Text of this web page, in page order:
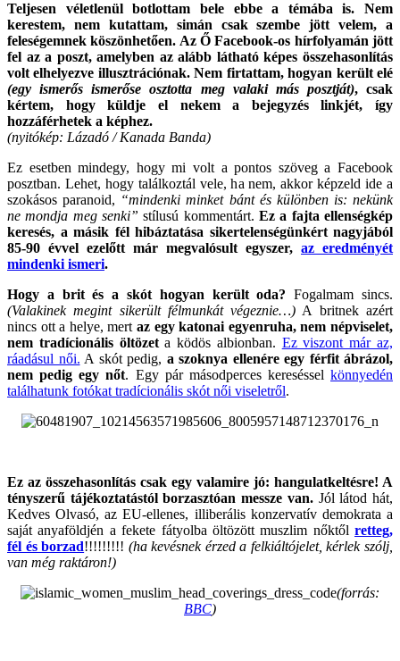
Teljesen véletlenül botlottam bele ebbe a témába is. Nem
kerestem, nem kutattam, simán csak szembe jött velem, a
feleségemnek köszönhetően. Az Ő Facebook-os hírfolyamán jött
fel az a poszt, amelyben az alább látható képes összehasonlítás
volt elhelyezve illusztrációnak. Nem firtattam, hogyan került elé
(egy ismerős ismerőse osztotta meg valaki más posztját), csak
kértem, hogy küldje el nekem a bejegyzés linkjét, így
hozzáférhetek a képhez.
(nyitókép: Lázadó / Kanada Banda)
Ez esetben mindegy, hogy mi volt a pontos szöveg a Facebook
posztban. Lehet, hogy találkoztál vele, ha nem, akkor képzeld ide a
szokásos paranoid, “mindenki minket bánt és különben is: nekünk
ne mondja meg senki” stílusú kommentárt. Ez a fajta ellenségkép
keresés, a másik fél hibáztatása sikertelenségünkért nagyjából
85-90 évvel ezelőtt már megvalósult egyszer, az eredményét
mindenki ismeri.
Hogy a brit és a skót hogyan került oda? Fogalmam sincs.
(Valakinek megint sikerült félmunkát végeznie…) A britnek azért
nincs ott a helye, mert az egy katonai egyenruha, nem népviselet,
nem tradícionális öltözeta ködös albionban. Ez viszont már az,
ráadásul női. A skót pedig, a szoknya ellenére egy férfit ábrázol,
nem pedig egy nőt. Egy pár másodperces kereséssel könnyedén
találhatunk fotókat tradícionális skót női viseletről.
Ez az összehasonlítás csak egy valamire jó: hangulatkeltésre! A
tényszerű tájékoztatástól borzasztóan messze van. Jól látod hát,
Kedves Olvasó, az EU-ellenes, illiberális konzervatív demokrata a
saját anyaföldjén a fekete fátyolba öltözött muszlim nőktől retteg,
fél és borzad!!!!!!!!! (ha kevésnek érzed a felkiáltójelet, kérlek szólj,
van még raktáron!)
(forrás:
BBC)